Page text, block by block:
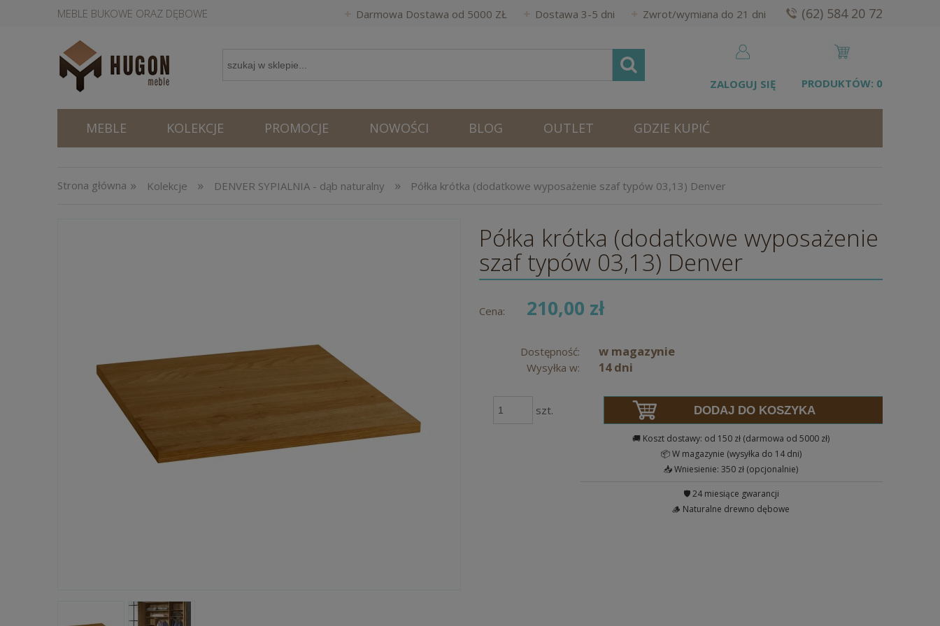
MEBLE BUKOWE ORAZ DĘBOWE Darmowa Dostawa od 5000 ZŁ Dostawa 3-5 dni Zwrot/wymiana do 21 dni (62) 584 20 72
PRODUKTÓW: 0
ZALOGUJ SIĘ
MEBLE KOLEKCJE PROMOCJE NOWOŚCI BLOG OUTLET GDZIE KUPIĆ
Strona główna » Kolekcje » DENVER SYPIALNIA - dąb naturalny » Półka krótka (dodatkowe wyposażenie szaf typów 03,13) Denver
Półka krótka (dodatkowe wyposażenie
szaf typów 03,13) Denver
Cena: 210,00 zł
Dostępność: w magazynie
Wysyłka w: 14 dni
szt. DODAJ DO KOSZYKA
🚚 Koszt dostawy: od 150 zł (darmowa od 5000 zł)
📦 W magazynie (wysyłka do 14 dni)
📥 Wniesienie: 350 zł (opcjonalnie)
🛡️ 24 miesiące gwarancji
🪵 Naturalne drewno dębowe